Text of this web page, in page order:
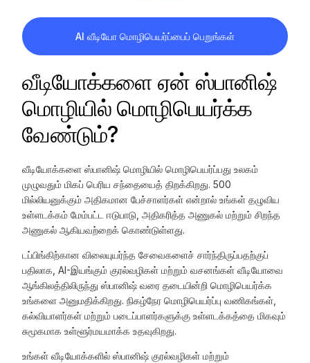
AI வீடியோ மொழிபெயர்ப்பைப் பெறுங்கள்
வீடியோக்களை ஏன் ஸ்பானிஷ்
மொழியில் மொழிபெயர்க்க
வேண்டும்?
வீடியோக்களை ஸ்பானிஷ் மொழியில் மொழிபெயர்ப்பது உலகம்
முழுவதும் மிகப் பெரிய சந்தையைத் திறக்கிறது. 500
மில்லியனுக்கும் அதிகமான பேச்சாளர்கள் என்றால் உங்கள் தழுவிய
உள்ளடக்கம் மேம்பட்ட ஈடுபாடு, அதிகரித்த அணுகல் மற்றும் சிறந்த
அணுகல் ஆகியவற்றைக் கொண்டுள்ளது.
டப்பிங்கிற்கான விலையுயர்ந்த சேவைகளைச் சார்ந்திருப்பதற்குப்
பதிலாக, AI-இயங்கும் குரல்வழிகள் மற்றும் வசனங்கள் வீடியோவை
ஆங்கிலத்திலிருந்து ஸ்பானிஷ் வரை தடையின்றி மொழிபெயர்க்க
உங்களை அனுமதிக்கிறது. நிகழ்நேர மொழிபெயர்ப்பு வணிகங்கள்,
கல்வியாளர்கள் மற்றும் படைப்பாளர்களுக்கு உள்ளடக்கத்தை மிகவும்
சுமூகமாக உள்ளூர்மயமாக்க உதவுகிறது.
உங்கள் வீடியோக்களில் ஸ்பானிஷ் குரல்வழிகள் மற்றும்